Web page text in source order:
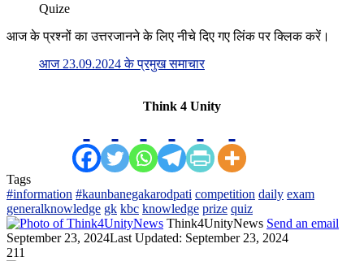
Quize
आज के प्रश्नों का उत्तरजानने के लिए नीचे दिए गए लिंक पर क्लिक करें।
आज 23.09.2024 के प्रमुख समाचार
Think 4 Unity
Tags
#information #kaunbanegakarodpati competition daily exam
generalknowledge gk kbc knowledge prize quiz
Think4UnityNews Send an email
September 23, 2024Last Updated: September 23, 2024
211